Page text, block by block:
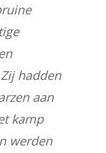
hadden
aan
kamp
werden